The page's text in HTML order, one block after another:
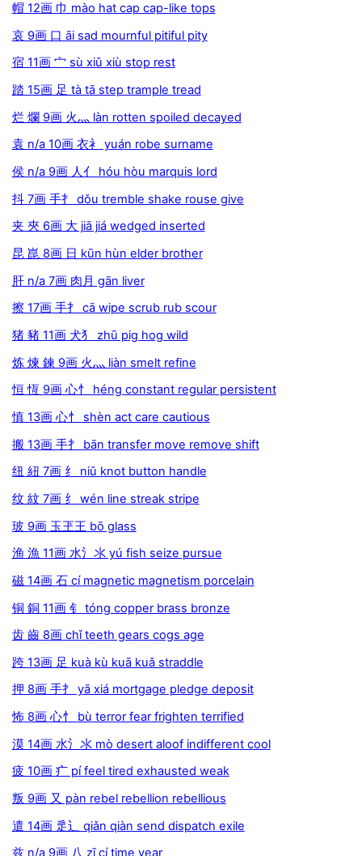
帽 12画 巾 mào hat cap cap-like tops
哀 9画 口 āi sad mournful pitiful pity
宿 11画 宀 sù xiǔ xiù stop rest
踏 15画 足 tà tā step trample tread
烂 爛 9画 火灬 làn rotten spoiled decayed
袁 n/a 10画 衣衤 yuán robe surname
侯 n/a 9画 人亻 hóu hòu marquis lord
抖 7画 手扌 dǒu tremble shake rouse give
夹 夾 6画 大 jiā jiá wedged inserted
昆 崑 8画 日 kūn hùn elder brother
肝 n/a 7画 肉月 gān liver
擦 17画 手扌 cā wipe scrub rub scour
猪 豬 11画 犬犭 zhū pig hog wild
炼 煉 鍊 9画 火灬 liàn smelt refine
恒 恆 9画 心忄 héng constant regular persistent
慎 13画 心忄 shèn act care cautious
搬 13画 手扌 bān transfer move remove shift
纽 紐 7画 纟 niǔ knot button handle
纹 紋 7画 纟 wén line streak stripe
玻 9画 玉玊王 bō glass
渔 漁 11画 水氵氺 yú fish seize pursue
磁 14画 石 cí magnetic magnetism porcelain
铜 銅 11画 钅 tóng copper brass bronze
齿 齒 8画 chǐ teeth gears cogs age
跨 13画 足 kuà kù kuā kuǎ straddle
押 8画 手扌 yā xiá mortgage pledge deposit
怖 8画 心忄 bù terror fear frighten terrified
漠 14画 水氵氺 mò desert aloof indifferent cool
疲 10画 疒 pí feel tired exhausted weak
叛 9画 又 pàn rebel rebellion rebellious
遣 14画 辵辶 qiǎn qiàn send dispatch exile